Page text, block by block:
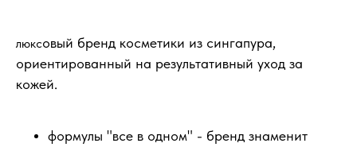
люксовый бренд косметики из сингапура,
ориентированный на результативный уход за
кожей.
формулы "все в одном" - бренд знаменит